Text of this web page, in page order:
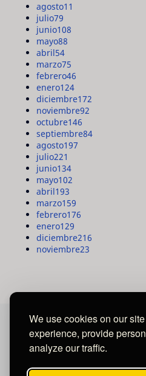
We use cookies on our
experience, provide
analyze our traffic.
agosto11
julio79
junio108
mayo88
abril54
marzo75
febrero46
enero124
diciembre172
noviembre92
octubre146
septiembre84
agosto197
julio221
junio134
mayo102
abril193
marzo159
febrero176
enero129
diciembre216
noviembre23
MAYA MEDIA GROUP
Ubicados en Tegucigalpa -